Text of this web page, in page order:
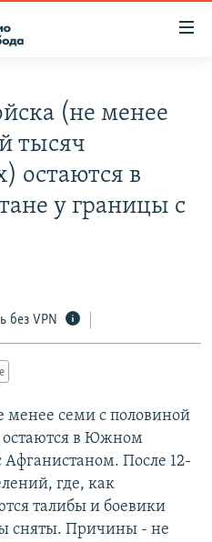
(не менее
тысяч
остаются в
у границы с
без VPN
менее семи с половиной
в Южном
После 12-
где, как
талибы и боевики
сняты. Причины - не